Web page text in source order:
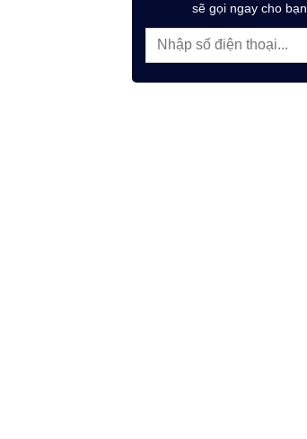
sẽ gọi ngay cho bạn